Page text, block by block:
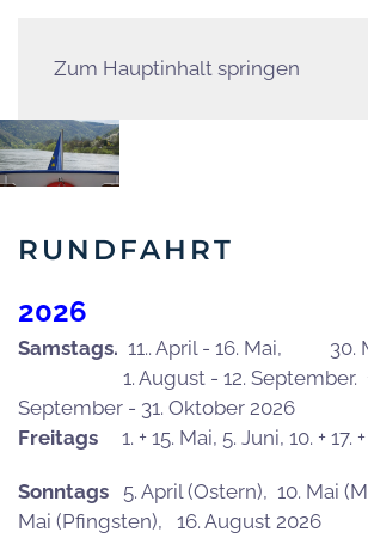
Zum Hauptinhalt springen
RUNDFAHRT
2026
Samstags. 11.. April - 16. Mai, 30.
1. August - 12. September.
September - 31. Oktober 2026
Freitags
1. + 15. Mai, 5. Juni, 10. + 17.
Sonntags
5. April (Ostern), 10. Mai
Mai (Pfingsten), 16. August 2026